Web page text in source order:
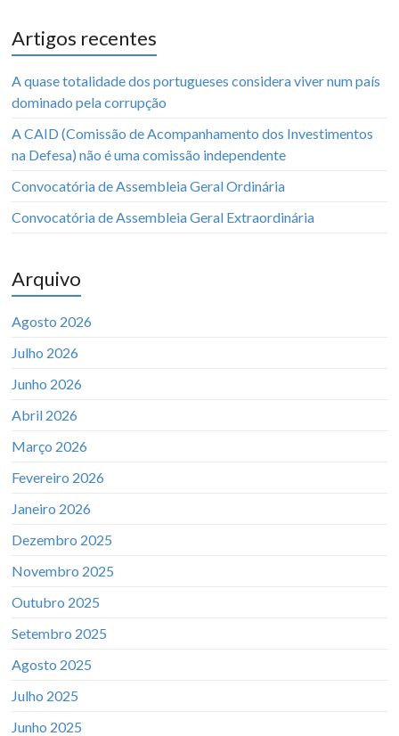
Artigos recentes
A quase totalidade dos portugueses considera viver num país
dominado pela corrupção
A CAID (Comissão de Acompanhamento dos Investimentos
na Defesa) não é uma comissão independente
Convocatória de Assembleia Geral Ordinária
Convocatória de Assembleia Geral Extraordinária
Arquivo
Agosto 2026
Julho 2026
Junho 2026
Abril 2026
Março 2026
Fevereiro 2026
Janeiro 2026
Dezembro 2025
Novembro 2025
Outubro 2025
Setembro 2025
Agosto 2025
Julho 2025
Junho 2025